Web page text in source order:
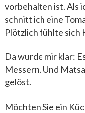
vorbehalten ist. Als
schnitt ich eine
Plötzlich fühlte sich
Da wurde mir klar:
Messern. Und
gelöst.
Möchten Sie ein